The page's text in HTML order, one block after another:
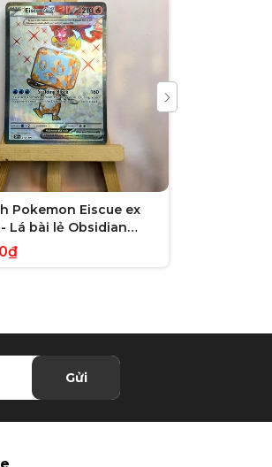
Pokemon Eiscue ex
- Lá bài lẻ Obsidian
Art Secret Rare
chính hãng
Gửi